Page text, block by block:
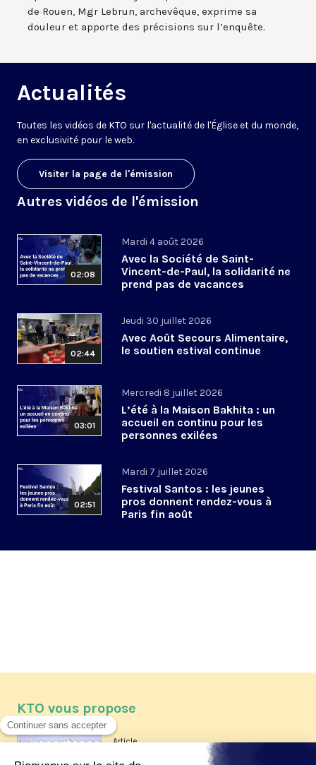
de Rouen, Mgr Lebrun, archevêque, exprime sa
douleur et apporte des précisions sur l’enquête.
Actualités
Toutes les vidéos de KTO sur l'actualité de l'Église et du monde,
en exclusivité pour le web.
Visiter la page de l'émission
Autres vidéos de l'émission
02:08
Mardi 4 août 2026
Avec la Société de Saint-
Vincent-de-Paul, la solidarité ne
prend pas de vacances
02:44
Jeudi 30 juillet 2026
Avec Août Secours Alimentaire,
le soutien estival continue
03:01
Mercredi 8 juillet 2026
L’été à la Maison Bakhita : un
accueil en continu pour les
personnes exilées
02:51
Mardi 7 juillet 2026
Festival Santos : les jeunes
pros donnent rendez-vous à
Paris fin août
KTO vous propose
Article
Les reportages d'été 2026 de KTO